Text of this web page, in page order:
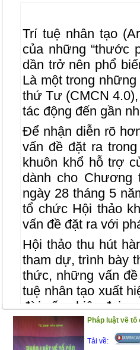
Trí tuệ nhân tạo
của những “thước
dần trở nên phổ
Là một trong
thứ Tư (CMCN
tác động đến gần
Để nhận diễn rõ
vấn đề đặt ra
khuôn khổ hỗ trợ
dành cho
ngày 28 tháng 5
tổ chức Hội thảo
vấn đề đặt ra với
Hội thảo thu hút
tham dự, trình bày
thức, những vấn
tuệ nhân tạo xuất
đời sống hiện đại.
Trên cơ sở các bài
đã tiến hành biên
Pháp luật về
Tải về: